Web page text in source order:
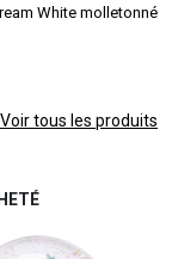
White molletonné
Voir tous les produits